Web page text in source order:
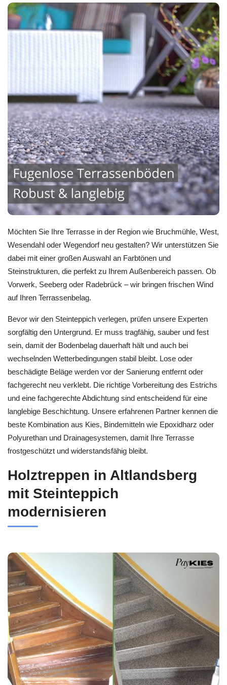
Möchten Sie Ihre Terrasse in der Region wie Bruchmühle, West,
Wesendahl oder Wegendorf neu gestalten? Wir unterstützen Sie
dabei mit einer großen Auswahl an Farbtönen und
Steinstrukturen, die perfekt zu Ihrem Außenbereich passen. Ob
Vorwerk, Seeberg oder Radebrück – wir bringen frischen Wind
auf Ihren Terrassenbelag.
Bevor wir den Steinteppich verlegen, prüfen unsere Experten
sorgfältig den Untergrund. Er muss tragfähig, sauber und fest
sein, damit der Bodenbelag dauerhaft hält und auch bei
wechselnden Wetterbedingungen stabil bleibt. Lose oder
beschädigte Beläge werden vor der Sanierung entfernt oder
fachgerecht neu verklebt. Die richtige Vorbereitung des Estrichs
und eine fachgerechte Abdichtung sind entscheidend für eine
langlebige Beschichtung. Unsere erfahrenen Partner kennen die
beste Kombination aus Kies, Bindemitteln wie Epoxidharz oder
Polyurethan und Drainagesystemen, damit Ihre Terrasse
frostgeschützt und widerstandsfähig bleibt.
Holztreppen in Altlandsberg
mit Steinteppich
modernisieren